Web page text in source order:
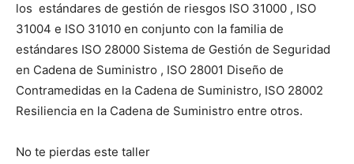
los estándares de gestión de riesgos ISO 31000 , ISO
31004 e ISO 31010 en conjunto con la familia de
estándares ISO 28000 Sistema de Gestión de Seguridad
en Cadena de Suministro , ISO 28001 Diseño de
Contramedidas en la Cadena de Suministro, ISO 28002
Resiliencia en la Cadena de Suministro entre otros.
No te pierdas este taller